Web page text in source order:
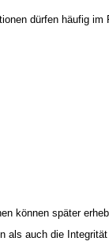
dürfen häufig im
können später
als auch die